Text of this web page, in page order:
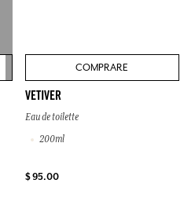
COMPRARE
VETIVER
Eau de toilette
200ml
$ 95.00